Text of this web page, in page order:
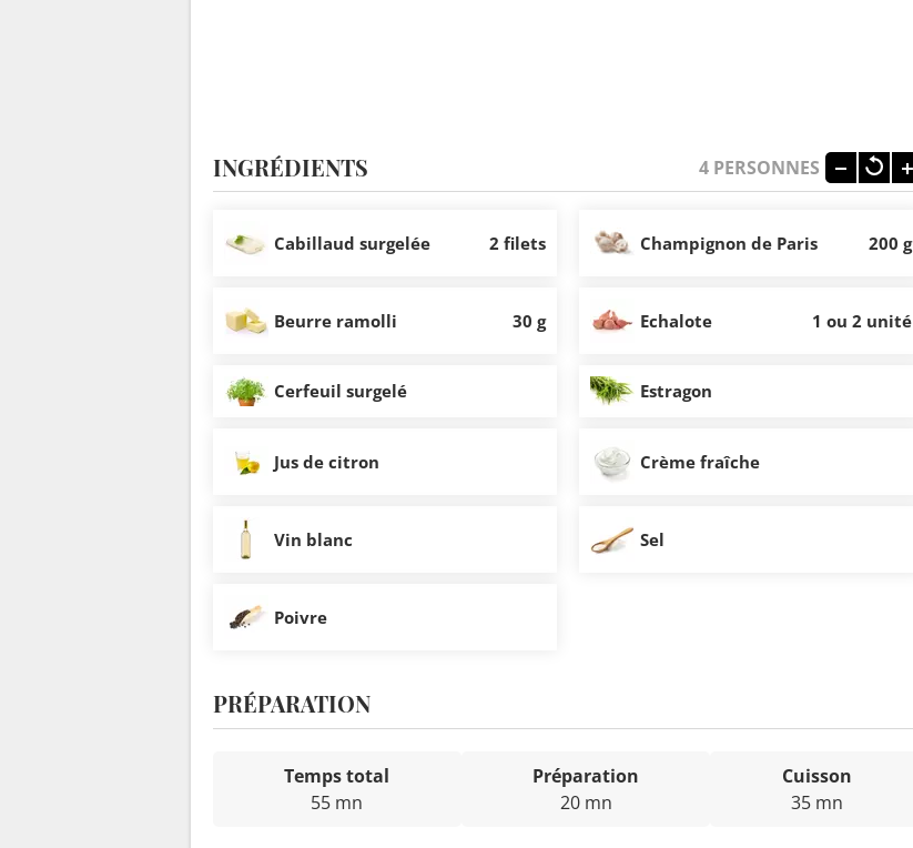
INGRÉDIENTS 4 PERSONNES
Cabillaud surgelée 2 filets Champignon de Paris 200 g
Beurre ramolli 30 g Echalote 1 ou 2 unité
Cerfeuil surgelé Estragon
Jus de citron Crème fraîche
Vin blanc Sel
Poivre
PRÉPARATION
Temps total
55 mn
Préparation
20 mn
Cuisson
35 mn